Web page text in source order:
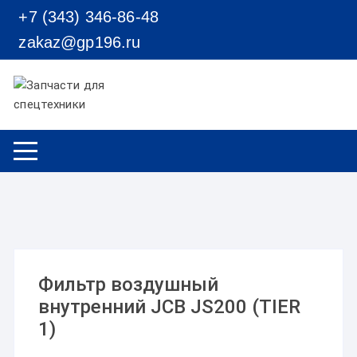
Перейти к содержимому
+7 (343) 346-86-48
zakaz@gp196.ru
Фильтр воздушный
внутренний JCB JS200 (TIER
1)